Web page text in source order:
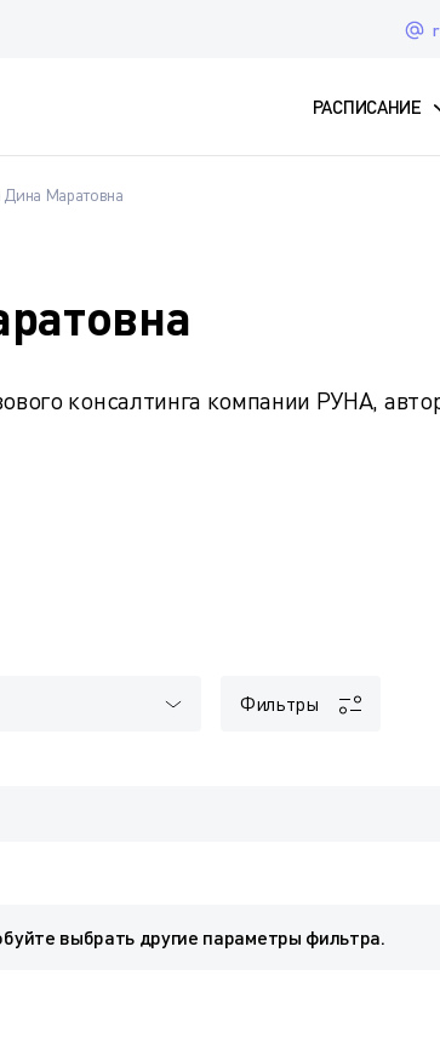
РАСПИСАНИЕ
Маратовна
консалтинга компании РУНА,
Фильтры
выбрать другие параметры фильтра.